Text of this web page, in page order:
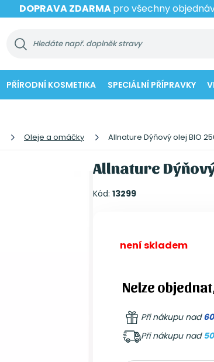
DOPRAVA ZDARMApro všechny
PŘÍRODNÍ KOSMETIKA SPECIÁLNÍ PŘÍPRAVKY
Oleje a omáčky Allnature Dýňový olej BIO
Allnature
Kód: 13299
není skladem
Nelze
Při nákupu nad
Při nákupu nad